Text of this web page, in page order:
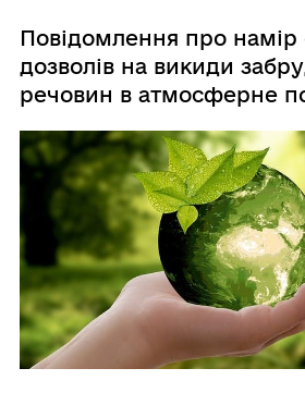
Повідомлення про
дозволів на викиди
речовин в атмосферне